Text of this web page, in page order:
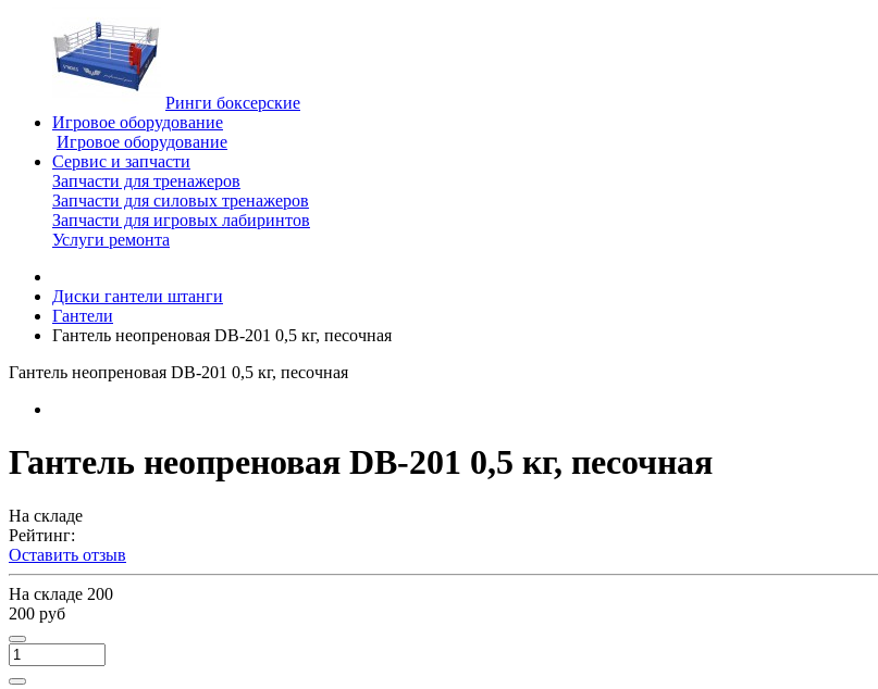
Ринги боксерские
Игровое оборудование
Игровое оборудование
Сервис и запчасти
Запчасти для тренажеров
Запчасти для силовых тренажеров
Запчасти для игровых лабиринтов
Услуги ремонта
Диски гантели штанги
Гантели
Гантель неопреновая DB-201 0,5 кг, песочная
Гантель неопреновая DB-201 0,5 кг, песочная
Гантель неопреновая DB-201 0,5 кг, песочная
На складе
Рейтинг:
Оставить отзыв
На складе 200
200 руб